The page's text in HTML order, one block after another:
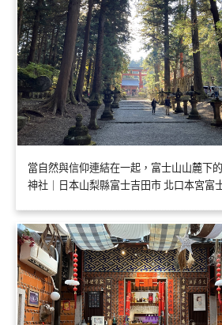
當自然與信仰連結在一起，富士山山麓下
神社｜日本山梨縣富士吉田市 北口本宮富